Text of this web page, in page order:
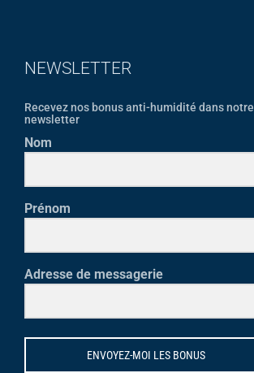
NEWSLETTER
Recevez nos bonus anti-humidité dans notre
newsletter
Nom
Prénom
Adresse de messagerie
ENVOYEZ-MOI LES BONUS